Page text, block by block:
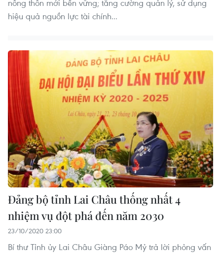
nông thôn mới bền vững; tăng cường quản lý, sử dụng
hiệu quả nguồn lực tài chính...
Đảng bộ tỉnh Lai Châu thống nhất 4
nhiệm vụ đột phá đến năm 2030
23/10/2020 23:00
Bí thư Tỉnh ủy Lai Châu Giàng Páo Mỷ trả lời phỏng vấn